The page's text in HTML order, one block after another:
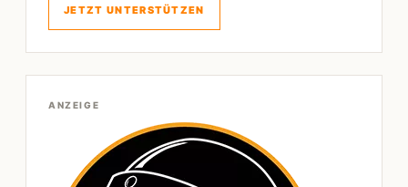
JETZT UNTERSTÜTZEN
ANZEIGE